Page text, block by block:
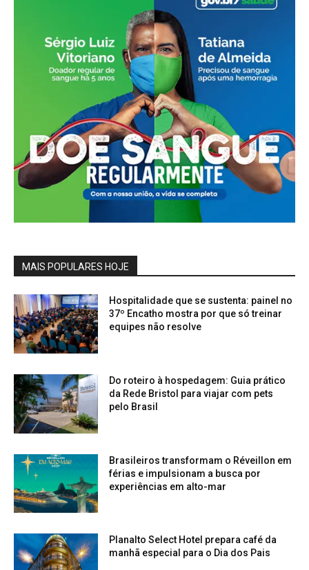
MAIS POPULARES HOJE
Hospitalidade que se sustenta: painel no
37º Encatho mostra por que só treinar
equipes não resolve
Do roteiro à hospedagem: Guia prático
da Rede Bristol para viajar com pets
pelo Brasil
Brasileiros transformam o Réveillon em
férias e impulsionam a busca por
experiências em alto-mar
Planalto Select Hotel prepara café da
manhã especial para o Dia dos Pais